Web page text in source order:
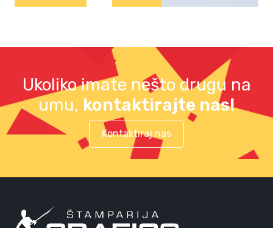
Ukoliko imate nešto drugu na
umu, kontaktirajte nas!
Kontaktiraj nas